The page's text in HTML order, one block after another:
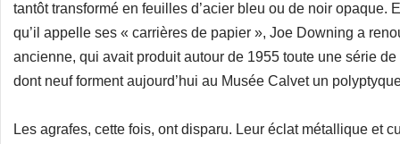
tantôt transformé en feuilles d’acier bleu ou de noir opaque.
qu’il appelle ses « carrières de papier », Joe Downing a
ancienne, qui avait produit autour de 1955 toute une série
dont neuf forment aujourd’hui au Musée Calvet un
Les agrafes, cette fois, ont disparu. Leur éclat métallique et